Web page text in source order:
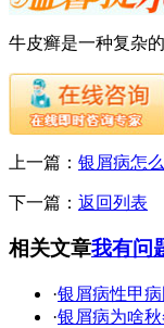
牛皮癣是一种复杂
上一篇： 银屑病怎
下一篇： 返回列表
相关文章我有问
·银屑病性甲
·银屑病为啥